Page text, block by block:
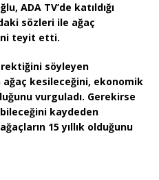
ADA TV’de katıldığı
sözleri ile ağaç
teyit etti.
söyleyen
ağaç kesileceğini, ekonomik
vurguladı. Gerekirse
kaydeden
15 yıllık olduğunu